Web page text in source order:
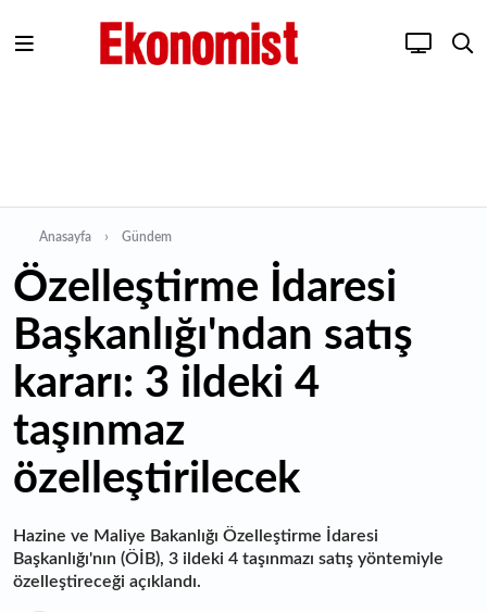
Anasayfa Gündem
Özelleştirme İdaresi
Başkanlığı'ndan satış
kararı: 3 ildeki 4
taşınmaz
özelleştirilecek
Hazine ve Maliye Bakanlığı Özelleştirme İdaresi
Başkanlığı'nın (ÖİB), 3 ildeki 4 taşınmazı satış yöntemiyle
özelleştireceği açıklandı.